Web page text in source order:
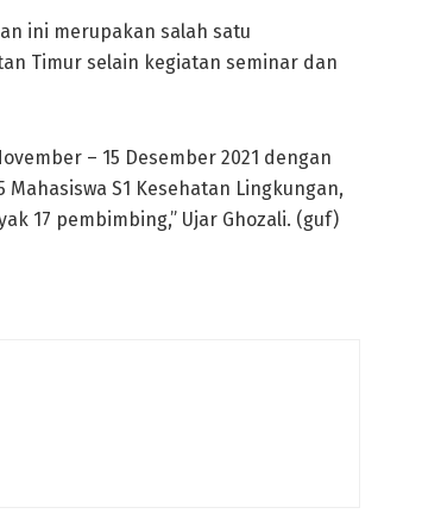
ini merupakan salah satu
Timur selain kegiatan seminar dan
– 15 Desember 2021 dengan
S1 Kesehatan Lingkungan,
17 pembimbing,” Ujar Ghozali. (guf)